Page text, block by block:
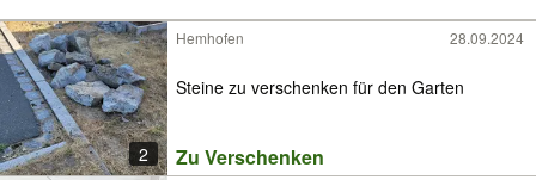
2
Hemhofen 28.09.2024
Steine zu verschenken für den Garten
Zu Verschenken